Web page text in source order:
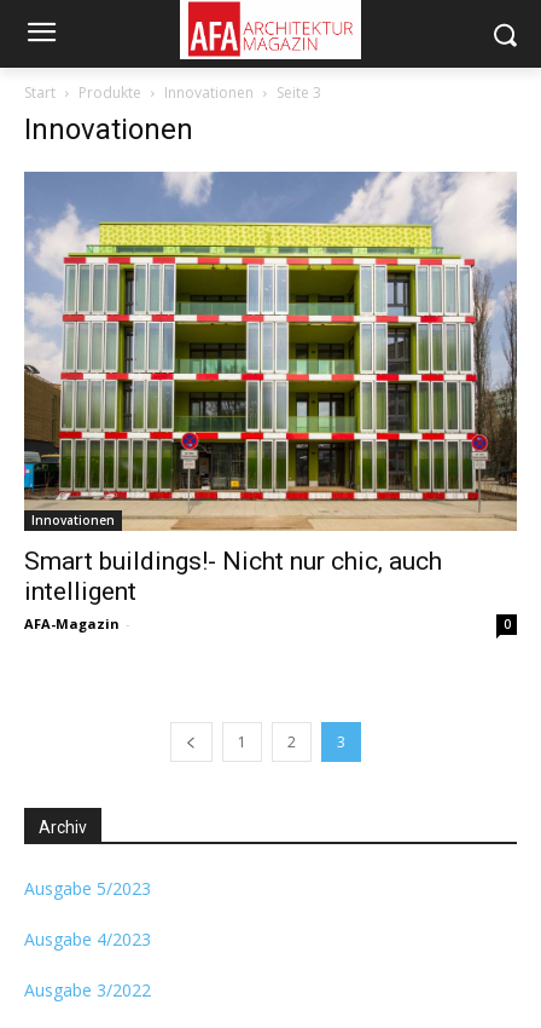
Start Produkte Innovationen Seite 3
Innovationen
Innovationen
Smart buildings!- Nicht nur chic, auch
intelligent
AFA-Magazin - 0
1 2 3
Archiv
Ausgabe 5/2023
Ausgabe 4/2023
Ausgabe 3/2022